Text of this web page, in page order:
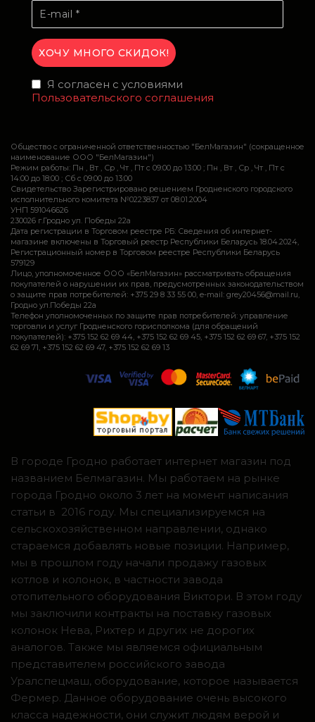
Я согласен с условиями
Пользовательского соглашения
Общество с ограниченной ответственностью "БелМагазин" (сокращенное
наименование ООО "БелМагазин")
Режим работы: Пн , Вт , Ср , Чт , Пт c 09:00 до 13:00 ; Пн , Вт , Ср , Чт , Пт c
14:00 до 18:00 ; Сб c 09:00 до 13:00
Свидетельство Зарегистрировано решением Гродненского городского
исполнительного комитета №0223837 от 08.01.2004
УНП 591046626
230026 г.Гродно ул. Победы 22а
Дата регистрации в Торговом реестре РБ: Сведения об интернет-
магазине включены в Торговый реестр Республики Беларусь 18.04.2024,
Регистрационный номер в Торговом реестре Республики Беларусь
579129
Лицо, уполномоченное ООО «БелМагазин» рассматривать обращения
покупателей о нарушении их прав, предусмотренных законодательством
о защите прав потребителей: +375 29 8 33 55 00, e-mail: grey20456@mail.ru,
Гродно ул.Победы 22а
Телефон уполномоченных по защите прав потребителей: управление
торговли и услуг Гродненского горисполкома (для обращений
покупателей): +375 152 62 69 44, +375 152 62 69 45, +375 152 62 69 67, +375 152
62 69 71, +375 152 62 69 47, +375 152 62 69 13
В городе Гродно работает интернет магазин под
названием Белмагазин. Мы работаем на рынке
города Гродно около 3 лет на момент написания
статьи в 2016 году. Мы специализируемся на
сельскохозяйственном направлении, однако
стараемся добавлять новые позиции. Например,
мы в прошлом году начали продажу газовых
котлов и колонок, в частности завода
отопительного оборудования Виктори. В этом году
мы заключили контракты на поставку газовых
колонок Нева, Рихтер и других не дорогих
аналогов. Также мы являемся официальным
представителем российского завода
Уралспецмаш, оборудование, которое называется
Фермер. Данное оборудование очень высокого
класса надежности, они служит людям верой и